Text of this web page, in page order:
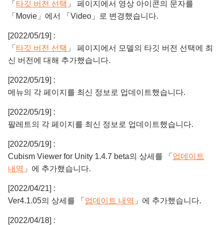
「 타깃 버전 선택 」 페이지에서 영상 아이콘의 문자를
「Movie」에서 「Video」로 변경했습니다.
[2022/05/19] :
「 타깃 버전 선택 」 페이지에서 모델의 타깃 버전 선택에 최
신 버전에 대해 추가했습니다.
[2022/05/19] :
메뉴의 각 페이지를 최신 정보로 업데이트했습니다.
[2022/05/19] :
팔레트의 각 페이지를 최신 정보로 업데이트했습니다.
[2022/05/19] :
Cubism Viewer for Unity 1.4.7 beta의 상세를 「 업데이트
내역 」에 추가했습니다.
[2022/04/21] :
Ver4.1.05의 상세를 「 업데이트 내역 」에 추가했습니다.
[2022/04/18] :